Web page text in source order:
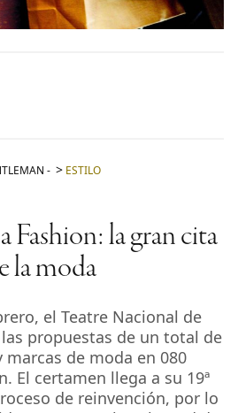
- ESTILO
Fashion: la gran cita
la moda
el Teatre Nacional de
propuestas de un total de
marcas de moda en 080
El certamen llega a su 19ª
de reinvención, por lo